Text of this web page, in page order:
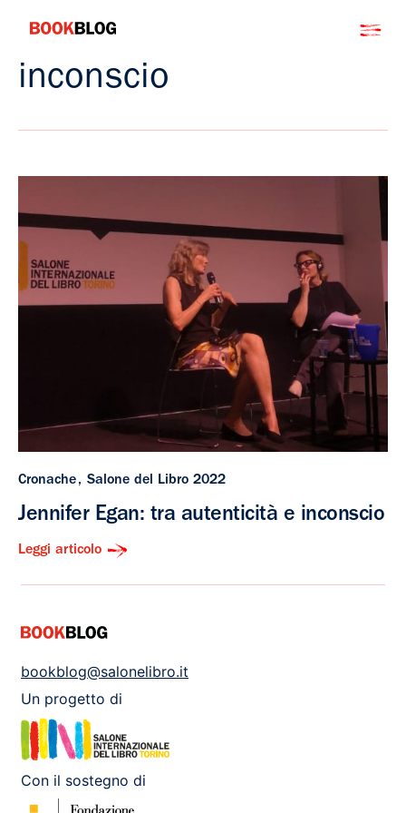
contenuto
Bookblog
inconscio
Cronache Salone del Libro 2022
Jennifer Egan: tra autenticità e inconscio
Leggi articolo
bookblog@salonelibro.it
Un progetto di
Con il sostegno di